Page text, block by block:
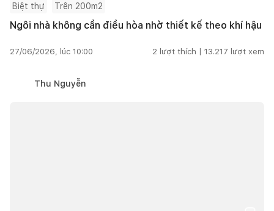
Biệt thự Trên 200m2
Ngôi nhà không cần điều hòa nhờ thiết kế theo khí hậu
27/06/2026, lúc 10:00 2 lượt thích | 13.217 lượt xem
Thu Nguyễn